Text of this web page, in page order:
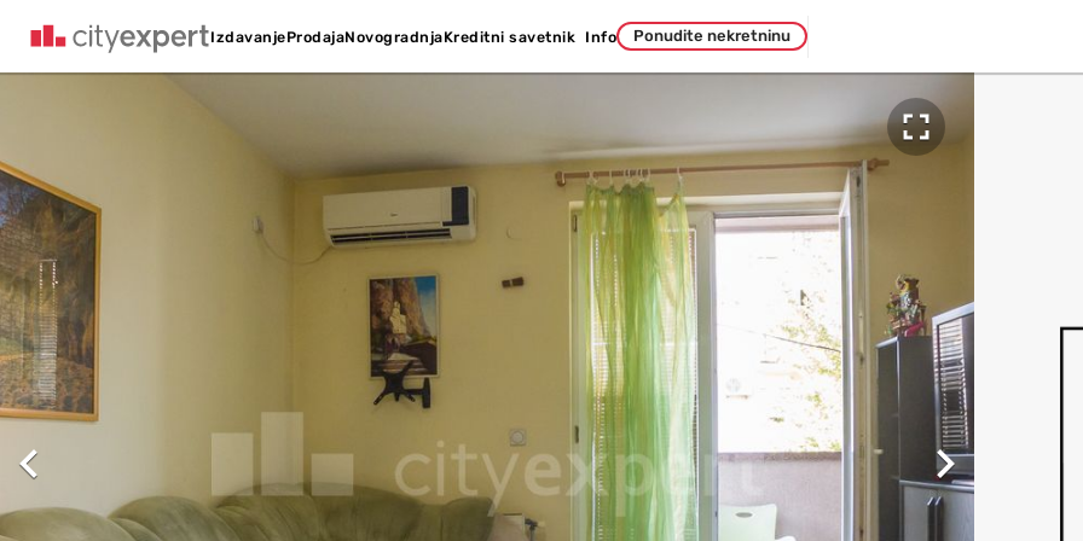
IzdavanjeProdajaNovogradnjaKreditni savetnik Info Ponudite nekretninu
 
